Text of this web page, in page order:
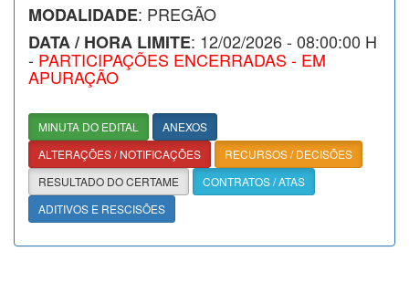
MODALIDADE: PREGÃO
DATA / HORA LIMITE: 12/02/2026 - 08:00:00 H
- PARTICIPAÇÕES ENCERRADAS - EM
APURAÇÃO
MINUTA DO EDITAL
ANEXOS
ALTERAÇÕES / NOTIFICAÇÕES
RECURSOS / DECISÕES
RESULTADO DO CERTAME
CONTRATOS / ATAS
ADITIVOS E RESCISÕES